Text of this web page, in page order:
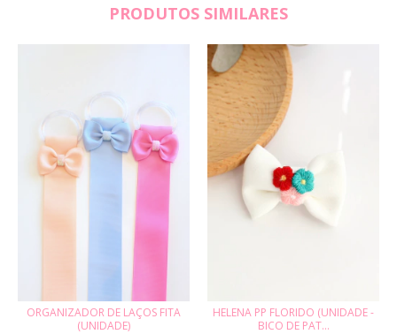
PRODUTOS SIMILARES
ORGANIZADOR DE LAÇOS FITA
(UNIDADE)
HELENA PP FLORIDO (UNIDADE -
BICO DE PAT...